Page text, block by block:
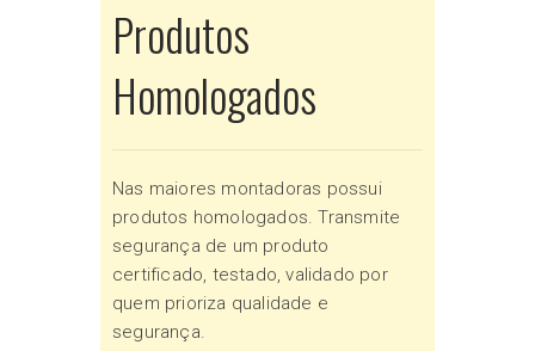
Produtos
Homologados
Nas maiores montadoras possui
produtos homologados. Transmite
segurança de um produto
certificado, testado, validado por
quem prioriza qualidade e
segurança.